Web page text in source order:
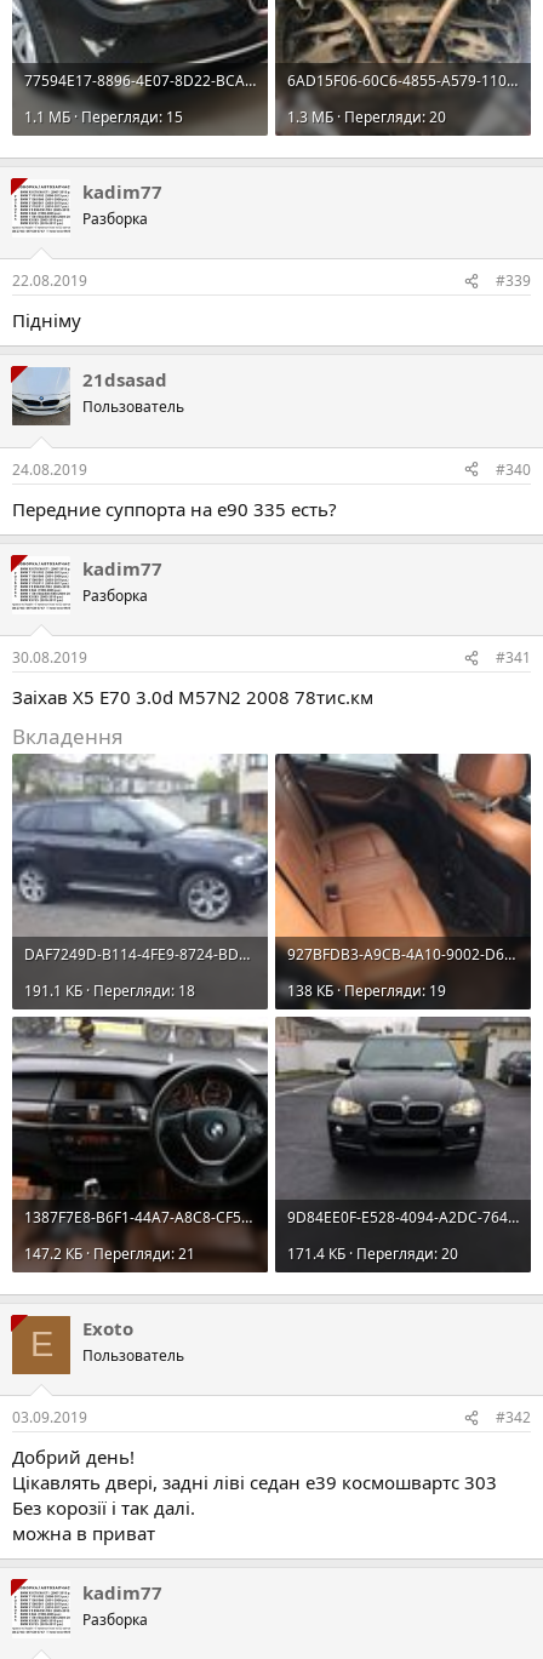
77594E17-8896-4E07-8D22-BCA17B30C2DE.jpeg
1.1 MБ · Перегляди: 15
6AD15F06-60C6-4855-A579-11062D81DF92.jpeg
1.3 MБ · Перегляди: 20
kadim77
Разборка
22.08.2019 #339
Підніму
21dsasad
Пользователь
24.08.2019 #340
Передние суппорта на е90 335 есть?
kadim77
Разборка
30.08.2019 #341
Заіхав X5 E70 3.0d M57N2 2008 78тис.км
Вкладення
DAF7249D-B114-4FE9-8724-BDB387E93171.jpeg
191.1 КБ · Перегляди: 18
927BFDB3-A9CB-4A10-9002-D6839EE51F67.jpeg
138 КБ · Перегляди: 19
1387F7E8-B6F1-44A7-A8C8-CF5E9A33DCA8.jpeg
147.2 КБ · Перегляди: 21
9D84EE0F-E528-4094-A2DC-764BE86C3C4F.jpeg
171.4 КБ · Перегляди: 20
E Exoto
Пользователь
03.09.2019 #342
Добрий день!
Цікавлять двері, задні ліві седан е39 космошвартс 303
Без корозії і так далі.
можна в приват
kadim77
Разборка